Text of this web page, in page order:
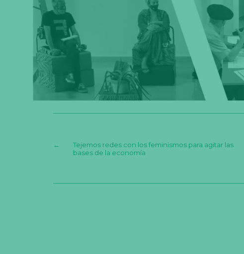
←
Tejemos redes con los feminismos para agitar las
bases de la economía